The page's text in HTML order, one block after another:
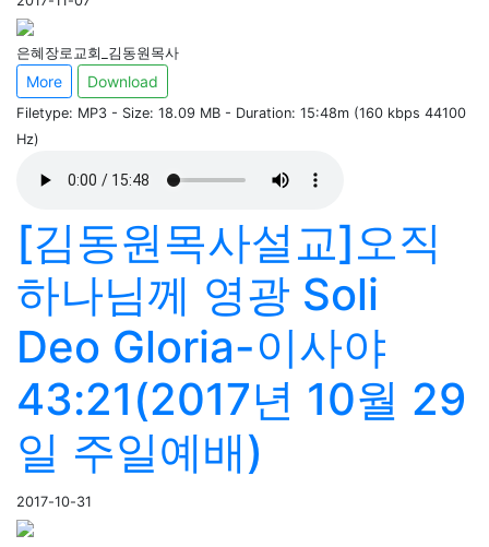
은혜장로교회_김동원목사
More Download
Filetype: MP3 - Size: 18.09 MB - Duration: 15:48m (160 kbps 44100
Hz)
[김동원목사설교]오직
하나님께 영광 Soli
Deo Gloria-이사야
43:21(2017년 10월 29
일 주일예배)
2017-10-31